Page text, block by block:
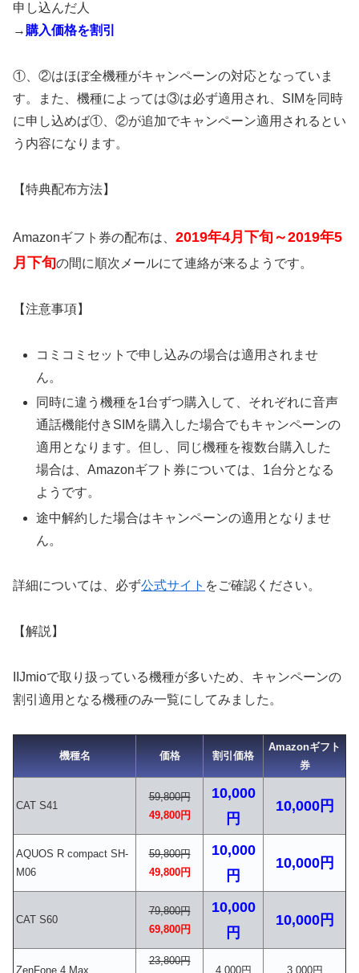
申し込んだ人
→ 購入価格を割引
①、②はほぼ全機種がキャンペーンの対応となっていま
す。また、機種によっては③は必ず適用され、SIMを同時
に申し込めば①、②が追加でキャンペーン適用されるとい
う内容になります。
【特典配布方法】
Amazonギフト券の配布は、 2019年4月下旬～2019年5
月下旬の間に順次メールにて連絡が来るようです。
【注意事項】
コミコミセットで申し込みの場合は適用されませ
ん。
同時に違う機種を1台ずつ購入して、それぞれに音声
通話機能付きSIMを購入した場合でもキャンペーンの
適用となります。但し、同じ機種を複数台購入した
場合は、Amazonギフト券については、1台分となる
ようです。
途中解約した場合はキャンペーンの適用となりませ
ん。
詳細については、必ず公式サイト をご確認ください。
【解説】
IIJmioで取り扱っている機種が多いため、キャンペーンの
割引適用となる機種のみ一覧にしてみました。
機種名 価格 割引価格
Amazonギフト
券
CAT S41
59,800円
49,800円
10,000
円
10,000円
AQUOS R compact SH-
M06
59,800円
49,800円
10,000
円
10,000円
CAT S60
79,800円
69,800円
10,000
円
10,000円
ZenFone 4 Max
23,800円
4,000円 3,000円